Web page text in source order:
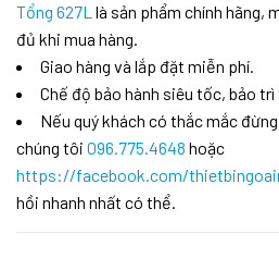
Tổng 627L là sản phẩm chính hãng,
đủ khi mua hàng.
Giao hàng và lắp đặt miễn phí.
Chế độ bảo hành siêu tốc, bảo trì
Nếu quý khách có thắc mắc
chúng tôi 096.775.4648 hoặc
https://facebook.com/
hồi nhanh nhất có thể.